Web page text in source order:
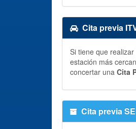
Cita previa
Si tiene que realizar
estación más
concertar una Cita
Cita previa